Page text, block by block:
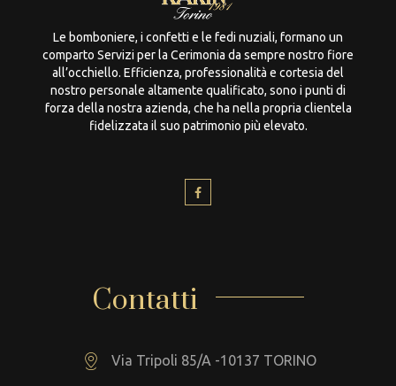
Le bomboniere, i confetti e le fedi nuziali, formano un
comparto Servizi per la Cerimonia da sempre nostro fiore
all’occhiello. Efficienza, professionalità e cortesia del
nostro personale altamente qualificato, sono i punti di
forza della nostra azienda, che ha nella propria clientela
fidelizzata il suo patrimonio più elevato.
Contatti
Via Tripoli 85/A -10137 TORINO